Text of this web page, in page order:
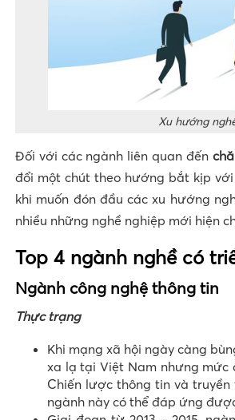
Xu hướng
Đối với các ngành liên quan đến
đổi một chút theo hướng bắt kịp
khi muốn đón đầu các xu hướng
nhiều những nghề nghiệp mới hiện
Top 4 ngành nghề có
Ngành công nghệ thông tin
Thực trạng
Khi mạng xã hội ngày càng
xa lạ tại Việt Nam nhưng mức
Chiến lược thông tin và
ngành này có thể đáp ứng